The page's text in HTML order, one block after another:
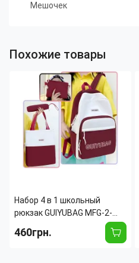
Мешочек
Похожие товары
Набор 4 в 1 школьный
рюкзак GUIYUBAG MFG-2-
613, рюкзак + сумка + клатч
+ пенал Красный
460грн.